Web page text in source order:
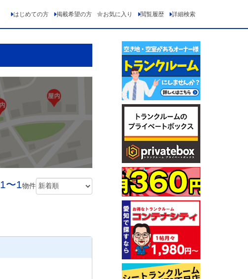
はじめての方 掲載希望の方 お気に入り 閲覧履歴 詳細検索
1〜1物件